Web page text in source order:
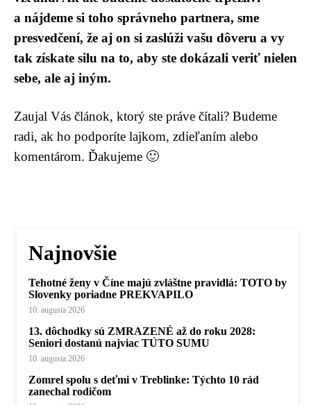
a nájdeme si toho správneho partnera, sme
presvedčení, že aj on si zaslúži vašu dôveru a vy
tak získate silu na to, aby ste dokázali veriť nielen
sebe, ale aj iným.
Zaujal Vás článok, ktorý ste práve čítali? Budeme
radi, ak ho podporíte lajkom, zdieľaním alebo
komentárom. Ďakujeme 🙂
Najnovšie
Tehotné ženy v Číne majú zvláštne pravidlá: TOTO by
Slovenky poriadne PREKVAPILO
10. augusta 2026
13. dôchodky sú ZMRAZENÉ až do roku 2028:
Seniori dostanú najviac TÚTO SUMU
10. augusta 2026
Zomrel spolu s deťmi v Treblinke: Týchto 10 rád
zanechal rodičom